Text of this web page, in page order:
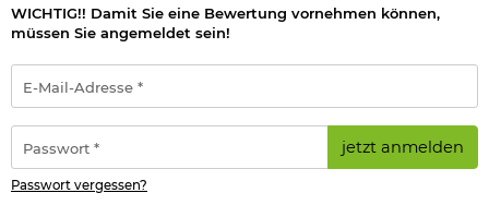
Details zu Fenix LED-Taschenlampe PD35 V3.0:
Länge: ca. 13,4 cm
Durchmesser Lampenkopf: ca. 2,6 cm
Durchmesser Körper: ca. 2,1 cm
Lichtstärke: 1700 Lumen
Leuchtdauer: bis zu 230 Stunden
max. Leuchtweite: bis zu 357 Meter
5 Leuchtmodi und Zusatzfunktion Strobolicht
WICHTIG!! Damit Sie eine Bewertung vornehmen können,
müssen Sie angemeldet sein!
Mail-
Adresse
*
jetzt anmelden
Passwort vergessen?